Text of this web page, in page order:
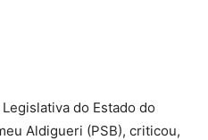
do Estado do
Aldigueri (PSB), criticou,